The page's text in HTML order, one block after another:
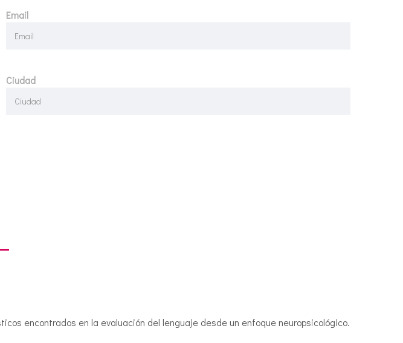
Email
Ciudad
encontrados en la evaluación del lenguaje desde un enfoque neuropsicológico.